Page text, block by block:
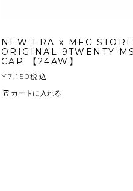
NEW ERA x MFC STORE
ORIGINAL 9TWENTY
CAP 【24AW】
¥7,150税込
カートに入れる